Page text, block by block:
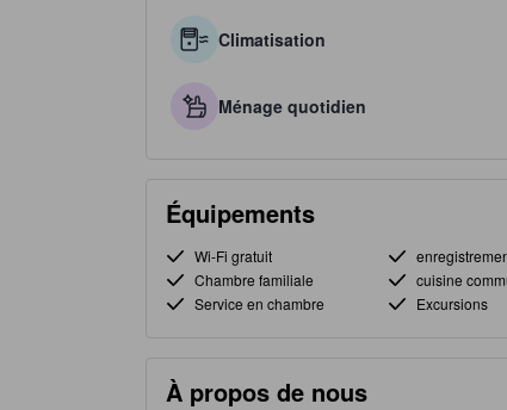
Climatisation
Ménage quotidien
Équipements
Wi-Fi gratuit
Chambre familiale
cuisine
Service en chambre
Excursions
À propos de nous